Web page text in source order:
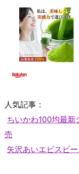
人気記事：
ちいかわ100均最
売
矢沢あいエビスビ